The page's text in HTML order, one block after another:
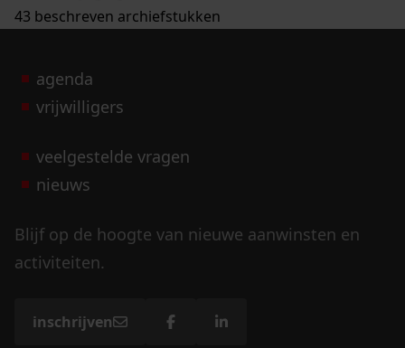
43 beschreven archiefstukken
agenda
vrijwilligers
veelgestelde vragen
nieuws
Blijf op de hoogte van nieuwe aanwinsten en
activiteiten.
inschrijven